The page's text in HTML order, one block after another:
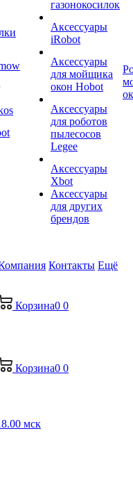
газонокосилок
Аксессуары
iRobot
Аксессуары
для мойщика
окон Hobot
Аксессуары
для роботов
пылесосов
Legee
Аксессуары
Xbot
Аксессуары
для других
брендов
Контакты Ещё
Корзина0 0
Корзина0 0
мск